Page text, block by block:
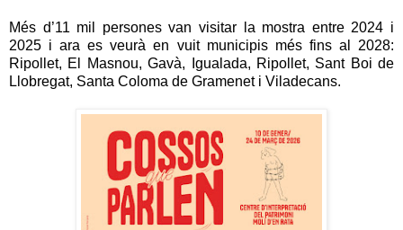
Més d’11 mil persones van visitar la mostra entre 2024 i
2025 i ara es veurà en vuit municipis més fins al 2028:
Ripollet, El Masnou, Gavà, Igualada, Ripollet, Sant Boi de
Llobregat, Santa Coloma de Gramenet i Viladecans.